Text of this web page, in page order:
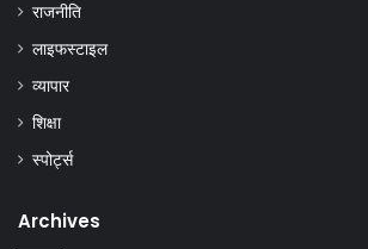
राजनीति
लाइफस्टाइल
व्यापार
शिक्षा
स्पोर्ट्स
Archives